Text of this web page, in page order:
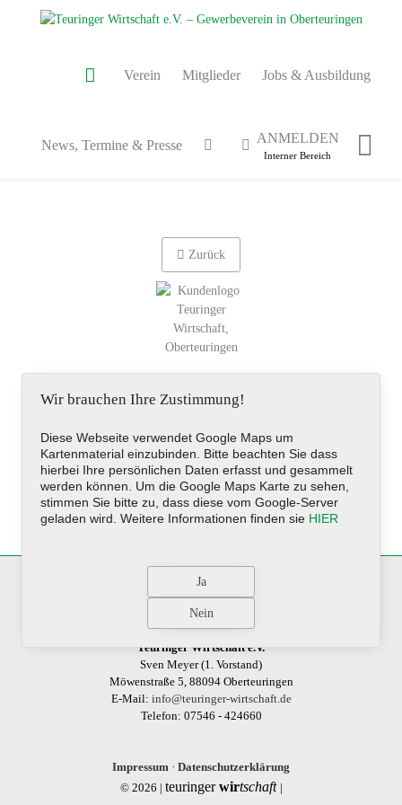
Verein Mitglieder Jobs & Ausbildung
News, Termine & Presse ANMELDEN
Interner Bereich
Zurück
Der Gute Ton
Teuringer Wirtschaft e.V.
Sven Meyer (1. Vorstand)
Möwenstraße 5, 88094 Oberteuringen
E-Mail: info@teuringer-wirtschaft.de
Telefon: 07546 - 424660
Impressum · Datenschutzerklärung
© 2026 | teuringerwirtschaft
Wir brauchen Ihre Zustimmung!
Diese Webseite verwendet Google Maps um
Kartenmaterial einzubinden. Bitte beachten Sie dass
hierbei Ihre persönlichen Daten erfasst und gesammelt
werden können. Um die Google Maps Karte zu sehen,
stimmen Sie bitte zu, dass diese vom Google-Server
geladen wird. Weitere Informationen finden sie HIER